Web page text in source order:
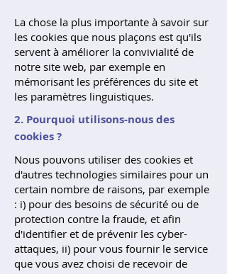
La chose la plus importante à savoir sur
les cookies que nous plaçons est qu'ils
servent à améliorer la convivialité de
notre site web, par exemple en
mémorisant les préférences du site et
les paramètres linguistiques.
2. Pourquoi utilisons-nous des
cookies ?
Nous pouvons utiliser des cookies et
d'autres technologies similaires pour un
certain nombre de raisons, par exemple
: i) pour des besoins de sécurité ou de
protection contre la fraude, et afin
d'identifier et de prévenir les cyber-
attaques, ii) pour vous fournir le service
que vous avez choisi de recevoir de